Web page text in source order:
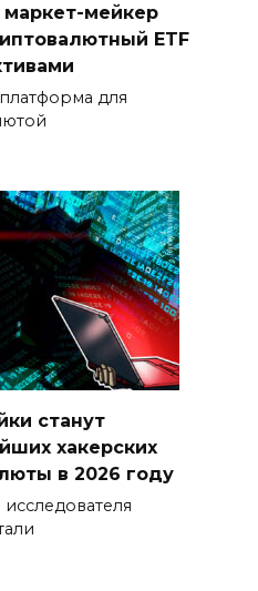
мейкер
ETF
для
станут
хакерских
в 2026 году